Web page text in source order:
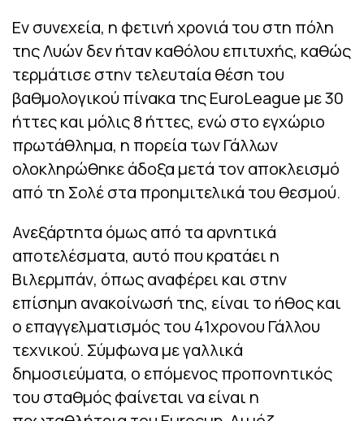
Εν συνεχεία, η φετινή χρονιά του στη πόλη
της Λυών δεν ήταν καθόλου επιτυχής, καθώς
τερμάτισε στην τελευταία θέση του
βαθμολογικού πίνακα της EuroLeague με 30
ήττες και μόλις 8 ήττες, ενώ στο εγχώριο
πρωτάθλημα, η πορεία των Γάλλων
ολοκληρώθηκε άδοξα μετά τον αποκλεισμό
από τη Σολέ στα προημιτελικά του θεσμού.
Ανεξάρτητα όμως από τα αρνητικά
αποτελέσματα, αυτό που κρατάει η
Βιλερμπάν, όπως αναφέρει και στην
επίσημη ανακοίνωσή της, είναι το ήθος και
ο επαγγελματισμός του 41χρονου Γάλλου
τεχνικού. Σύμφωνα με γαλλικά
δημοσιεύματα, ο επόμενος προπονητικός
του σταθμός φαίνεται να είναι η